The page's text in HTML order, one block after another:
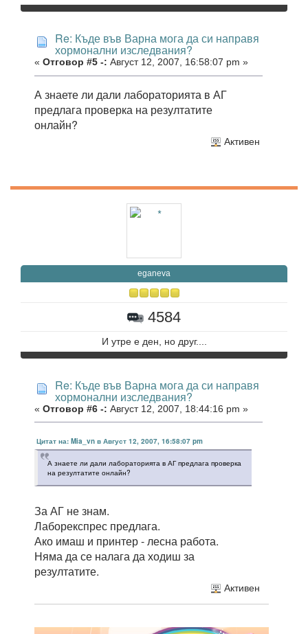
Re: Къде във Варна мога да си направя
хормонални изследвания?
« Отговор #5 -: Август 12, 2007, 16:58:07 pm »
А знаете ли дали лабораторията в АГ
предлага проверка на резултатите
онлайн?
Активен
eganeva
4584
И утре е ден, но друг....
Re: Къде във Варна мога да си направя
хормонални изследвания?
« Отговор #6 -: Август 12, 2007, 18:44:16 pm »
Цитат на: Mia_vn в Август 12, 2007, 16:58:07 pm
А знаете ли дали лабораторията в АГ предлага проверка
на резултатите онлайн?
За АГ не знам.
Лаборекспрес предлага.
Ако имаш и принтер - лесна работа.
Няма да се налага да ходиш за
резултатите.
Активен